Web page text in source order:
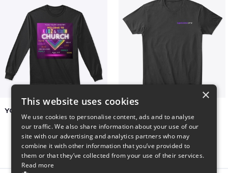
YCOG YOUTH VOLUNTEERS
×
This website uses cookies
We use cookies to personalise content, ads and to analyse
our traffic. We also share information about your use of our
site with our advertising and analytics partners who may
combine it with other information that you’ve provided to
them or that they’ve collected from your use of their services.
Read more